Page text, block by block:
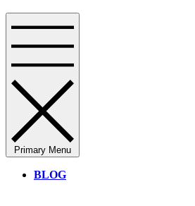
Primary Menu
BLOG